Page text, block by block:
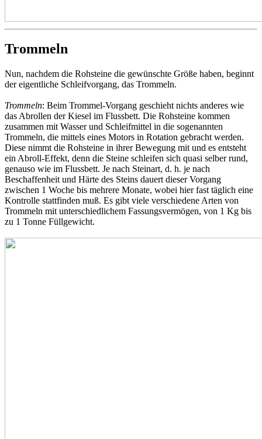
Trommeln
Nun, nachdem die Rohsteine die gewünschte Größe haben, beginnt
der eigentliche Schleifvorgang, das Trommeln.
Trommeln: Beim Trommel-Vorgang geschieht nichts anderes wie
das Abrollen der Kiesel im Flussbett. Die Rohsteine kommen
zusammen mit Wasser und Schleifmittel in die sogenannten
Trommeln, die mittels eines Motors in Rotation gebracht werden.
Diese nimmt die Rohsteine in ihrer Bewegung mit und es entsteht
ein Abroll-Effekt, denn die Steine schleifen sich quasi selber rund,
genauso wie im Flussbett. Je nach Steinart, d. h. je nach
Beschaffenheit und Härte des Steins dauert dieser Vorgang
zwischen 1 Woche bis mehrere Monate, wobei hier fast täglich eine
Kontrolle stattfinden muß. Es gibt viele verschiedene Arten von
Trommeln mit unterschiedlichem Fassungsvermögen, von 1 Kg bis
zu 1 Tonne Füllgewicht.